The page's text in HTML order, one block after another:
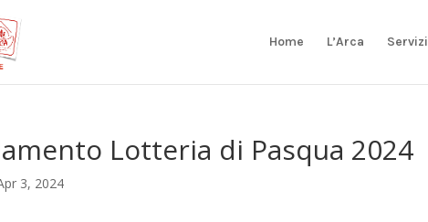
Home L’Arca Servizi
Lotteria di Pasqua 2024
3, 2024